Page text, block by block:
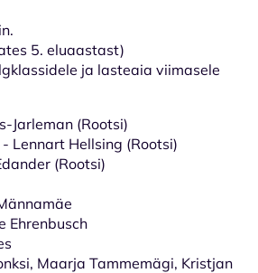
5. eluaastast)
ja lasteaia viimasele
Jarleman (Rootsi)
Lennart Hellsing (Rootsi)
(Rootsi)
Ehrenbusch
Maarja Tammemägi, Kristjan